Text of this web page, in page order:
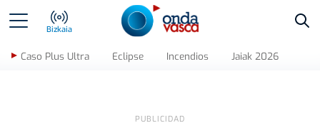
Bizkaia
Caso Plus Ultra Eclipse Incendios Jaiak 2026